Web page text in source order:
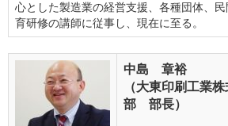
心とした製造業の経営支援、各種団体、
育研修の講師に従事し、現在に至る。
中島 章裕
（大東印刷工業
部 部長）